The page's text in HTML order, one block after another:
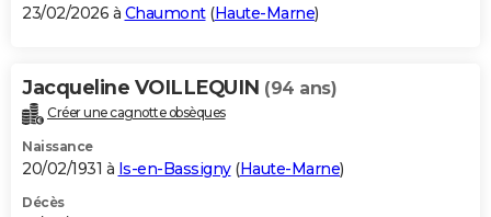
S'inscrire
Se connecter
Lycées
Collèges
Primaires
Universités
Entreprises
Service militaire
Avis de recherche
AVIS DE DÉCÈS
Bricolage
Lifestyle
Culture
Sport
Auto
Television
Voyage
Cinema
23/02/2026 à Chaumont(Haute-Marne)
Jacqueline VOILLEQUIN (94 ans)
Créer une cagnotte obsèques
Naissance
20/02/1931 à Is-en-Bassigny(Haute-Marne)
Décès